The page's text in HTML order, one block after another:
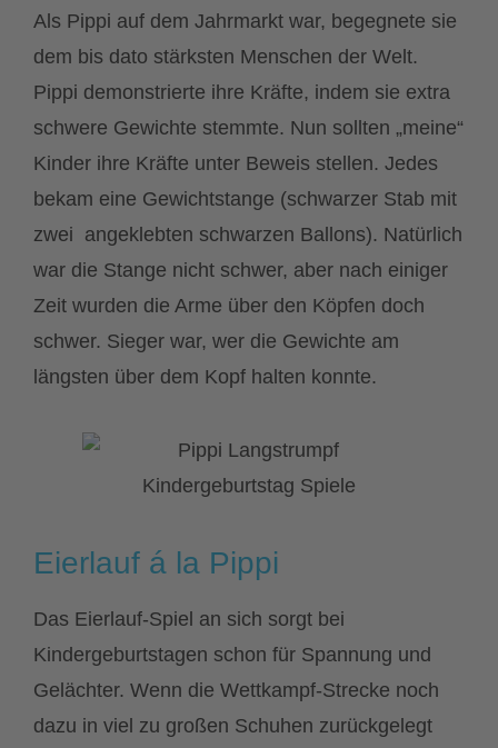
Als Pippi auf dem Jahrmarkt war, begegnete sie
dem bis dato stärksten Menschen der Welt.
Pippi demonstrierte ihre Kräfte, indem sie extra
schwere Gewichte stemmte. Nun sollten „meine“
Kinder ihre Kräfte unter Beweis stellen. Jedes
bekam eine Gewichtstange (schwarzer Stab mit
zwei angeklebten schwarzen Ballons). Natürlich
war die Stange nicht schwer, aber nach einiger
Zeit wurden die Arme über den Köpfen doch
schwer. Sieger war, wer die Gewichte am
längsten über dem Kopf halten konnte.
Eierlauf á la Pippi
Das Eierlauf-Spiel an sich sorgt bei
Kindergeburtstagen schon für Spannung und
Gelächter. Wenn die Wettkampf-Strecke noch
dazu in viel zu großen Schuhen zurückgelegt